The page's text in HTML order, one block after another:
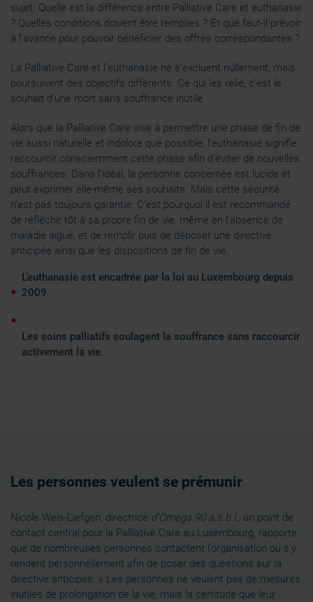
sujet. Quelle est la différence entre Palliative Care et euthanasie
? Quelles conditions doivent être remplies ? Et que faut-il prévoir
à l’avance pour pouvoir bénéficier des offres correspondantes ?
La Palliative Care et l’euthanasie ne s’excluent nullement, mais
poursuivent des objectifs différents. Ce qui les relie, c’est le
souhait d’une mort sans souffrance inutile.
Alors que la Palliative Care vise à permettre une phase de fin de
vie aussi naturelle et indolore que possible, l’euthanasie signifie
raccourcir consciemment cette phase afin d’éviter de nouvelles
souffrances. Dans l’idéal, la personne concernée est lucide et
peut exprimer elle-même ses souhaits. Mais cette sécurité
n’est pas toujours garantie. C’est pourquoi il est recommandé
de réfléchir tôt à sa propre fin de vie, même en l’absence de
maladie aiguë, et de remplir puis de déposer une directive
anticipée ainsi que les dispositions de fin de vie.
L’euthanasie est encadrée par la loi au Luxembourg depuis
2009
Les soins palliatifs soulagent la souffrance sans raccourcir
activement la vie.
Les personnes veulent se prémunir
Nicole Weis-Liefgen, directrice d’Omega 90 a.s.b.l., un point de
contact central pour la Palliative Care au Luxembourg, rapporte
que de nombreuses personnes contactent l’organisation ou s’y
rendent personnellement afin de poser des questions sur la
directive anticipée. « Les personnes ne veulent pas de mesures
inutiles de prolongation de la vie, mais la certitude que leur